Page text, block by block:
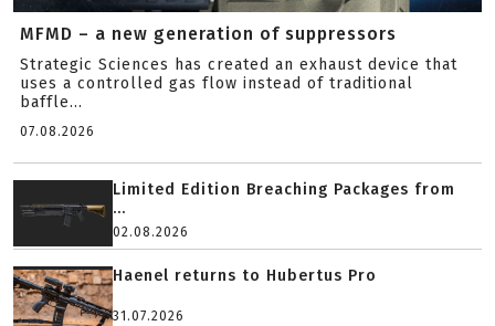
MFMD – a new generation of suppressors
Strategic Sciences has created an exhaust device that
uses a controlled gas flow instead of traditional
baffle...
07.08.2026
Limited Edition Breaching Packages from
...
02.08.2026
Haenel returns to Hubertus Pro
31.07.2026